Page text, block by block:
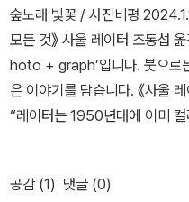
숲노래 빛꽃 / 사진비평
모든 것》 사울 레이터 조동섭
hoto + graph’입니다. 붓으로
은 이야기를 담습니다. 《사울
“레이터는 1950년대에 이미
적는데, 고개를 갸우뚱했습니
은 진작 많았습니다. 값이 터무
공감 (1) 댓글 (0)